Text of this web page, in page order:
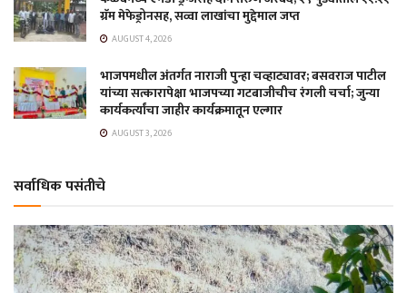
ग्रॅम मेफेड्रोनसह, सव्वा लाखांचा मुद्देमाल जप्त
AUGUST 4, 2026
भाजपमधील अंतर्गत नाराजी पुन्हा चव्हाट्यावर; बसवराज पाटील
यांच्या सत्कारापेक्षा भाजपच्या गटबाजीचीच रंगली चर्चा; जुन्या
कार्यकर्त्यांचा जाहीर कार्यक्रमातून एल्गार
AUGUST 3, 2026
सर्वाधिक पसंतीचे